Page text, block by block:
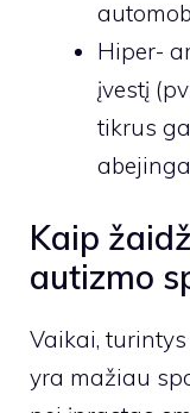
Hiper-
įvestį
tikrus
Kaip
autizmo
Vaikai,
yra mažiau